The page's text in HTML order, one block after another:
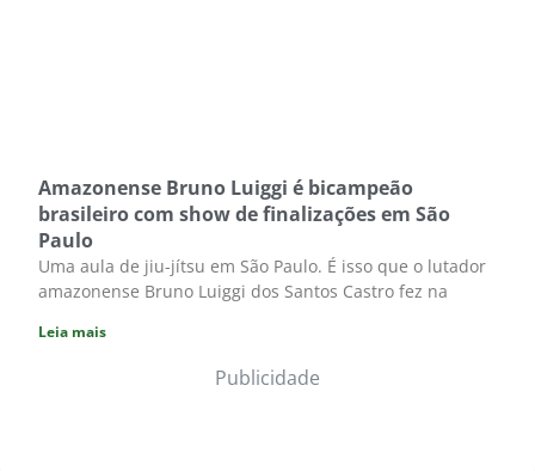
Amazonense Bruno Luiggi é bicampeão
brasileiro com show de finalizações em São
Paulo
Uma aula de jiu-jítsu em São Paulo. É isso que o lutador
amazonense Bruno Luiggi dos Santos Castro fez na
Leia mais
Publicidade